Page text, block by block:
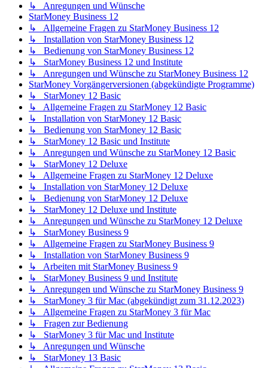
↳ Anregungen und Wünsche
StarMoney Business 12
↳ Allgemeine Fragen zu StarMoney Business 12
↳ Installation von StarMoney Business 12
↳ Bedienung von StarMoney Business 12
↳ StarMoney Business 12 und Institute
↳ Anregungen und Wünsche zu StarMoney Business 12
StarMoney Vorgängerversionen (abgekündigte Programme)
↳ StarMoney 12 Basic
↳ Allgemeine Fragen zu StarMoney 12 Basic
↳ Installation von StarMoney 12 Basic
↳ Bedienung von StarMoney 12 Basic
↳ StarMoney 12 Basic und Institute
↳ Anregungen und Wünsche zu StarMoney 12 Basic
↳ StarMoney 12 Deluxe
↳ Allgemeine Fragen zu StarMoney 12 Deluxe
↳ Installation von StarMoney 12 Deluxe
↳ Bedienung von StarMoney 12 Deluxe
↳ StarMoney 12 Deluxe und Institute
↳ Anregungen und Wünsche zu StarMoney 12 Deluxe
↳ StarMoney Business 9
↳ Allgemeine Fragen zu StarMoney Business 9
↳ Installation von StarMoney Business 9
↳ Arbeiten mit StarMoney Business 9
↳ StarMoney Business 9 und Institute
↳ Anregungen und Wünsche zu StarMoney Business 9
↳ StarMoney 3 für Mac (abgekündigt zum 31.12.2023)
↳ Allgemeine Fragen zu StarMoney 3 für Mac
↳ Fragen zur Bedienung
↳ StarMoney 3 für Mac und Institute
↳ Anregungen und Wünsche
↳ StarMoney 13 Basic